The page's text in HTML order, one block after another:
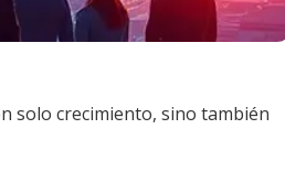
solo crecimiento, sino también